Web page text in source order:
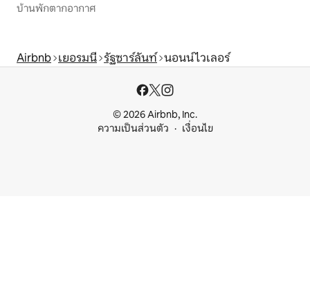
บ้านพักตากอากาศ
Airbnb เยอรมนี รัฐซาร์ลันท์ นอนน์ไวเลอร์
© 2026 Airbnb, Inc.
ความเป็นส่วนตัว
เงื่อนไข